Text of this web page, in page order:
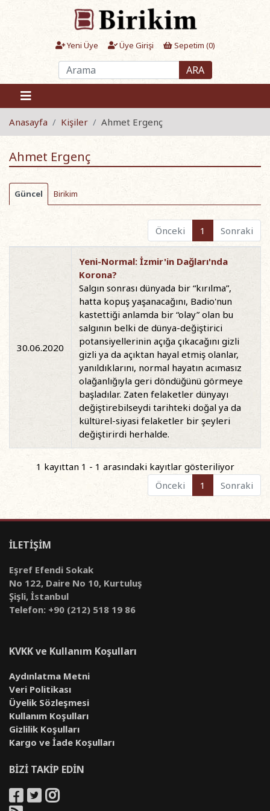
Yeni Üye Üye Girişi Sepetim (0)
ARA
Anasayfa Kişiler Ahmet Ergenç
Ahmet Ergenç
Güncel Birikim
Önceki 1 Sonraki
30.06.2020
Yeni-Normal: İzmir'in Dağları'nda
Korona?
Salgın sonrası dünyada bir “kırılma”,
hatta kopuş yaşanacağını, Badio'nun
kastettiği anlamda bir “olay” olan bu
salgının belki de dünya-değiştirici
potansiyellerinin açığa çıkacağını gizli
gizli ya da açıktan hayal etmiş olanlar,
yanıldıklarını, normal hayatın acımasız
olağanlığıyla geri döndüğünü görmeye
başladılar. Zaten felaketler dünyayı
değiştirebilseydi tarihteki doğal ya da
kültürel-siyasi felaketler bir şeyleri
değiştirirdi herhalde.
1 kayıttan 1 - 1 arasındaki kayıtlar gösteriliyor
Önceki
1 Sonraki
İLETİŞİM
Eşref Efendi Sokak
No 122, Daire No 10, Kurtuluş
Şişli, İstanbul
Telefon: +90 (212) 518 19 86
KVKK ve Kullanım Koşulları
Aydınlatma Metni
Veri Politikası
Üyelik Sözleşmesi
Kullanım Koşulları
Gizlilik Koşulları
Kargo ve İade Koşulları
BİZİ TAKİP EDİN